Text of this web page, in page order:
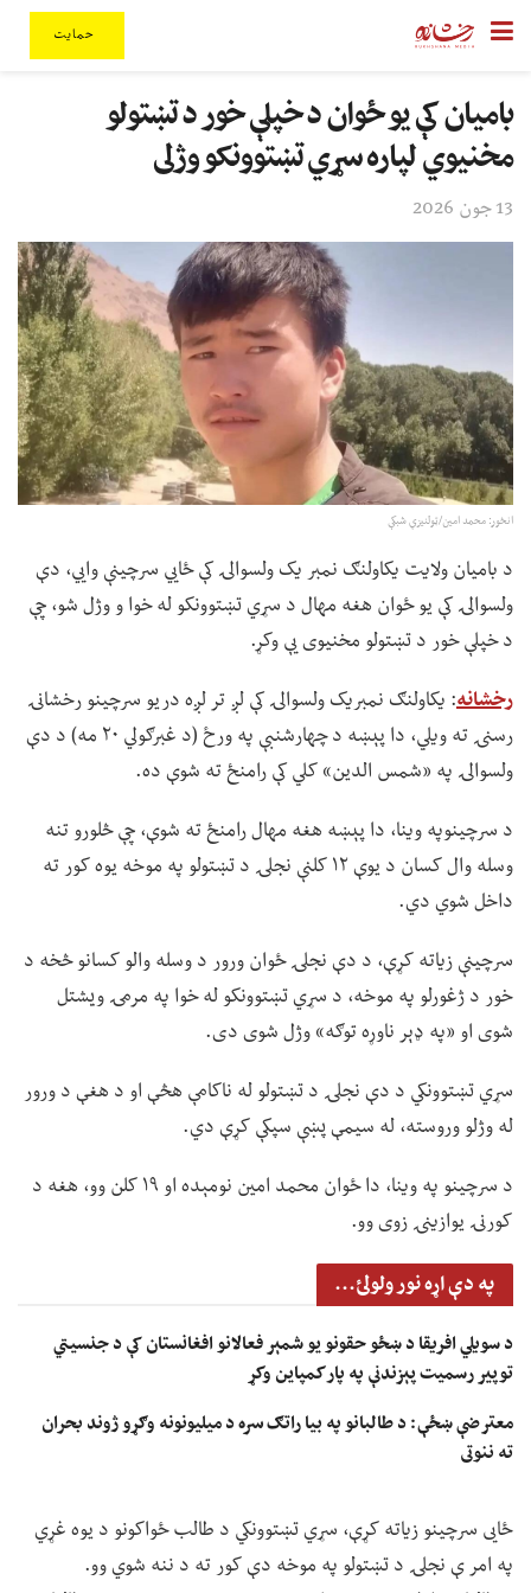
حمایت
بامیان کې یو ځوان د خپلې خور د تښتولو
مخنیوي لپاره سړي تښتوونکو وژلی
13 جون 2026
انځور: محمد امین/ټولنیزې شبکې
د بامیان ولایت یکاولنګ نمبر یک ولسوالۍ کې ځايي سرچینې وايي، دې
ولسوالۍ کې یو ځوان هغه مهال د سړي تښتوونکو له خوا و وژل شو، چې
د خپلې خور د تښتولو مخنیوی یې وکړ.
رخشانه: یکاولنګ نمبریک ولسوالۍ کې لږ تر لږه دریو سرچینو رخشانۍ
رسنۍ ته ویلي، دا پېښه د چهارشنبې په ورځ (د غبرګولي ۲۰ مه) د دې
ولسوالۍ په «شمس الدین» کلي کې رامنځ ته شوې ده.
د سرچینوپه وینا، دا پېښه هغه مهال رامنځ ته شوې، چې څلورو تنه
وسله وال کسان د یوې ۱۲ کلنې نجلۍ د تښتولو په موخه یوه کور ته
داخل شوي دي.
سرچینې زیاته کړې، د دې نجلۍ ځوان ورور د وسله والو کسانو څخه د
خور د ژغورلو په موخه، د سړي تښتوونکو له خوا په مرمۍ ویشتل
شوی او «په ډېر ناوړه توګه» وژل شوی دی.
سړي تښتوونکي د دې نجلۍ د تښتولو له ناکامې هڅې او د هغې د ورور
له وژلو وروسته، له سیمې پښې سپکې کړې دي.
د سرچینو په وینا، دا ځوان محمد امین نومېده او ۱۹ کلن وو، هغه د
کورنۍ یوازینۍ زوی وو.
په دې اړه نور ولولئ...
د سویلي افریقا د ښځو حقونو یو شمېر فعالانو افغانستان کې د جنسیتي
توپیر رسمیت پېزندنې په پار کمپاین وکړ
معترضې ښځې: د طالبانو په بیا راتګ سره د میلیونونه وګړو ژوند بحران
ته ننوتی
ځايی سرچینو زیاته کړې، سړي تښتوونکي د طالب ځواکونو د یوه غړي
په امر ې نجلۍ د تښتولو په موخه دې کور ته د ننه شوي وو.